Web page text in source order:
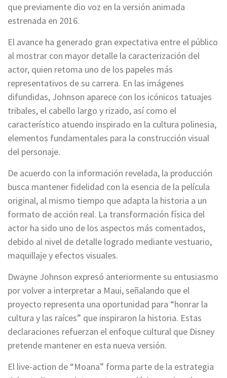
que previamente dio voz en la versión animada
estrenada en 2016.
El avance ha generado gran expectativa entre el público
al mostrar con mayor detalle la caracterización del
actor, quien retoma uno de los papeles más
representativos de su carrera. En las imágenes
difundidas, Johnson aparece con los icónicos tatuajes
tribales, el cabello largo y rizado, así como el
característico atuendo inspirado en la cultura polinesia,
elementos fundamentales para la construcción visual
del personaje.
De acuerdo con la información revelada, la producción
busca mantener fidelidad con la esencia de la película
original, al mismo tiempo que adapta la historia a un
formato de acción real. La transformación física del
actor ha sido uno de los aspectos más comentados,
debido al nivel de detalle logrado mediante vestuario,
maquillaje y efectos visuales.
Dwayne Johnson expresó anteriormente su entusiasmo
por volver a interpretar a Maui, señalando que el
proyecto representa una oportunidad para “honrar la
cultura y las raíces” que inspiraron la historia. Estas
declaraciones refuerzan el enfoque cultural que Disney
pretende mantener en esta nueva versión.
El live-action de “Moana” forma parte de la estrategia